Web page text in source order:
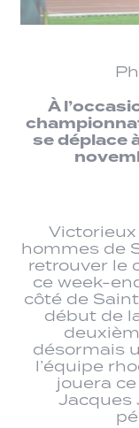
À
se déplace
Victorieux
hommes de
retrouver le
ce week-
côté de
début de
désormais
l’équipe
jouera
Jacques